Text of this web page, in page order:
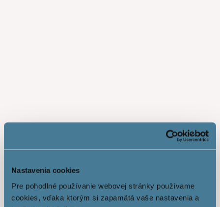
Nastavenia cookies
Pre pohodlné používanie webovej stránky používame
cookies, vďaka ktorým si zapamätá vaše nastavenia a